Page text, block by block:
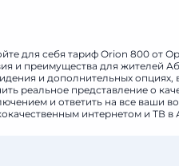
для себя тариф Orion 800 от
и преимущества для жителей
и дополнительных опциях,
реальное представление о
и ответить на все ваши
интернетом и ТВ в